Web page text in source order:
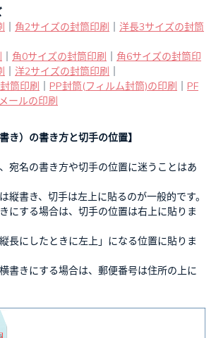
角2サイズの封筒印刷
洋長3サイズの封筒
角0サイズの封筒印刷
角6サイズの封筒印
洋2サイズの封筒印刷
筒印刷
PP封筒(フィルム封筒)の印刷
PF
ールの印刷
き）の書き方と切手の位置】
宛名の書き方や切手の位置に迷うことはあ
縦書き、切手は左上に貼るのが一般的です。
にする場合は、切手の位置は右上に貼りま
長にしたときに左上」になる位置に貼りま
書きにする場合は、郵便番号は住所の上に